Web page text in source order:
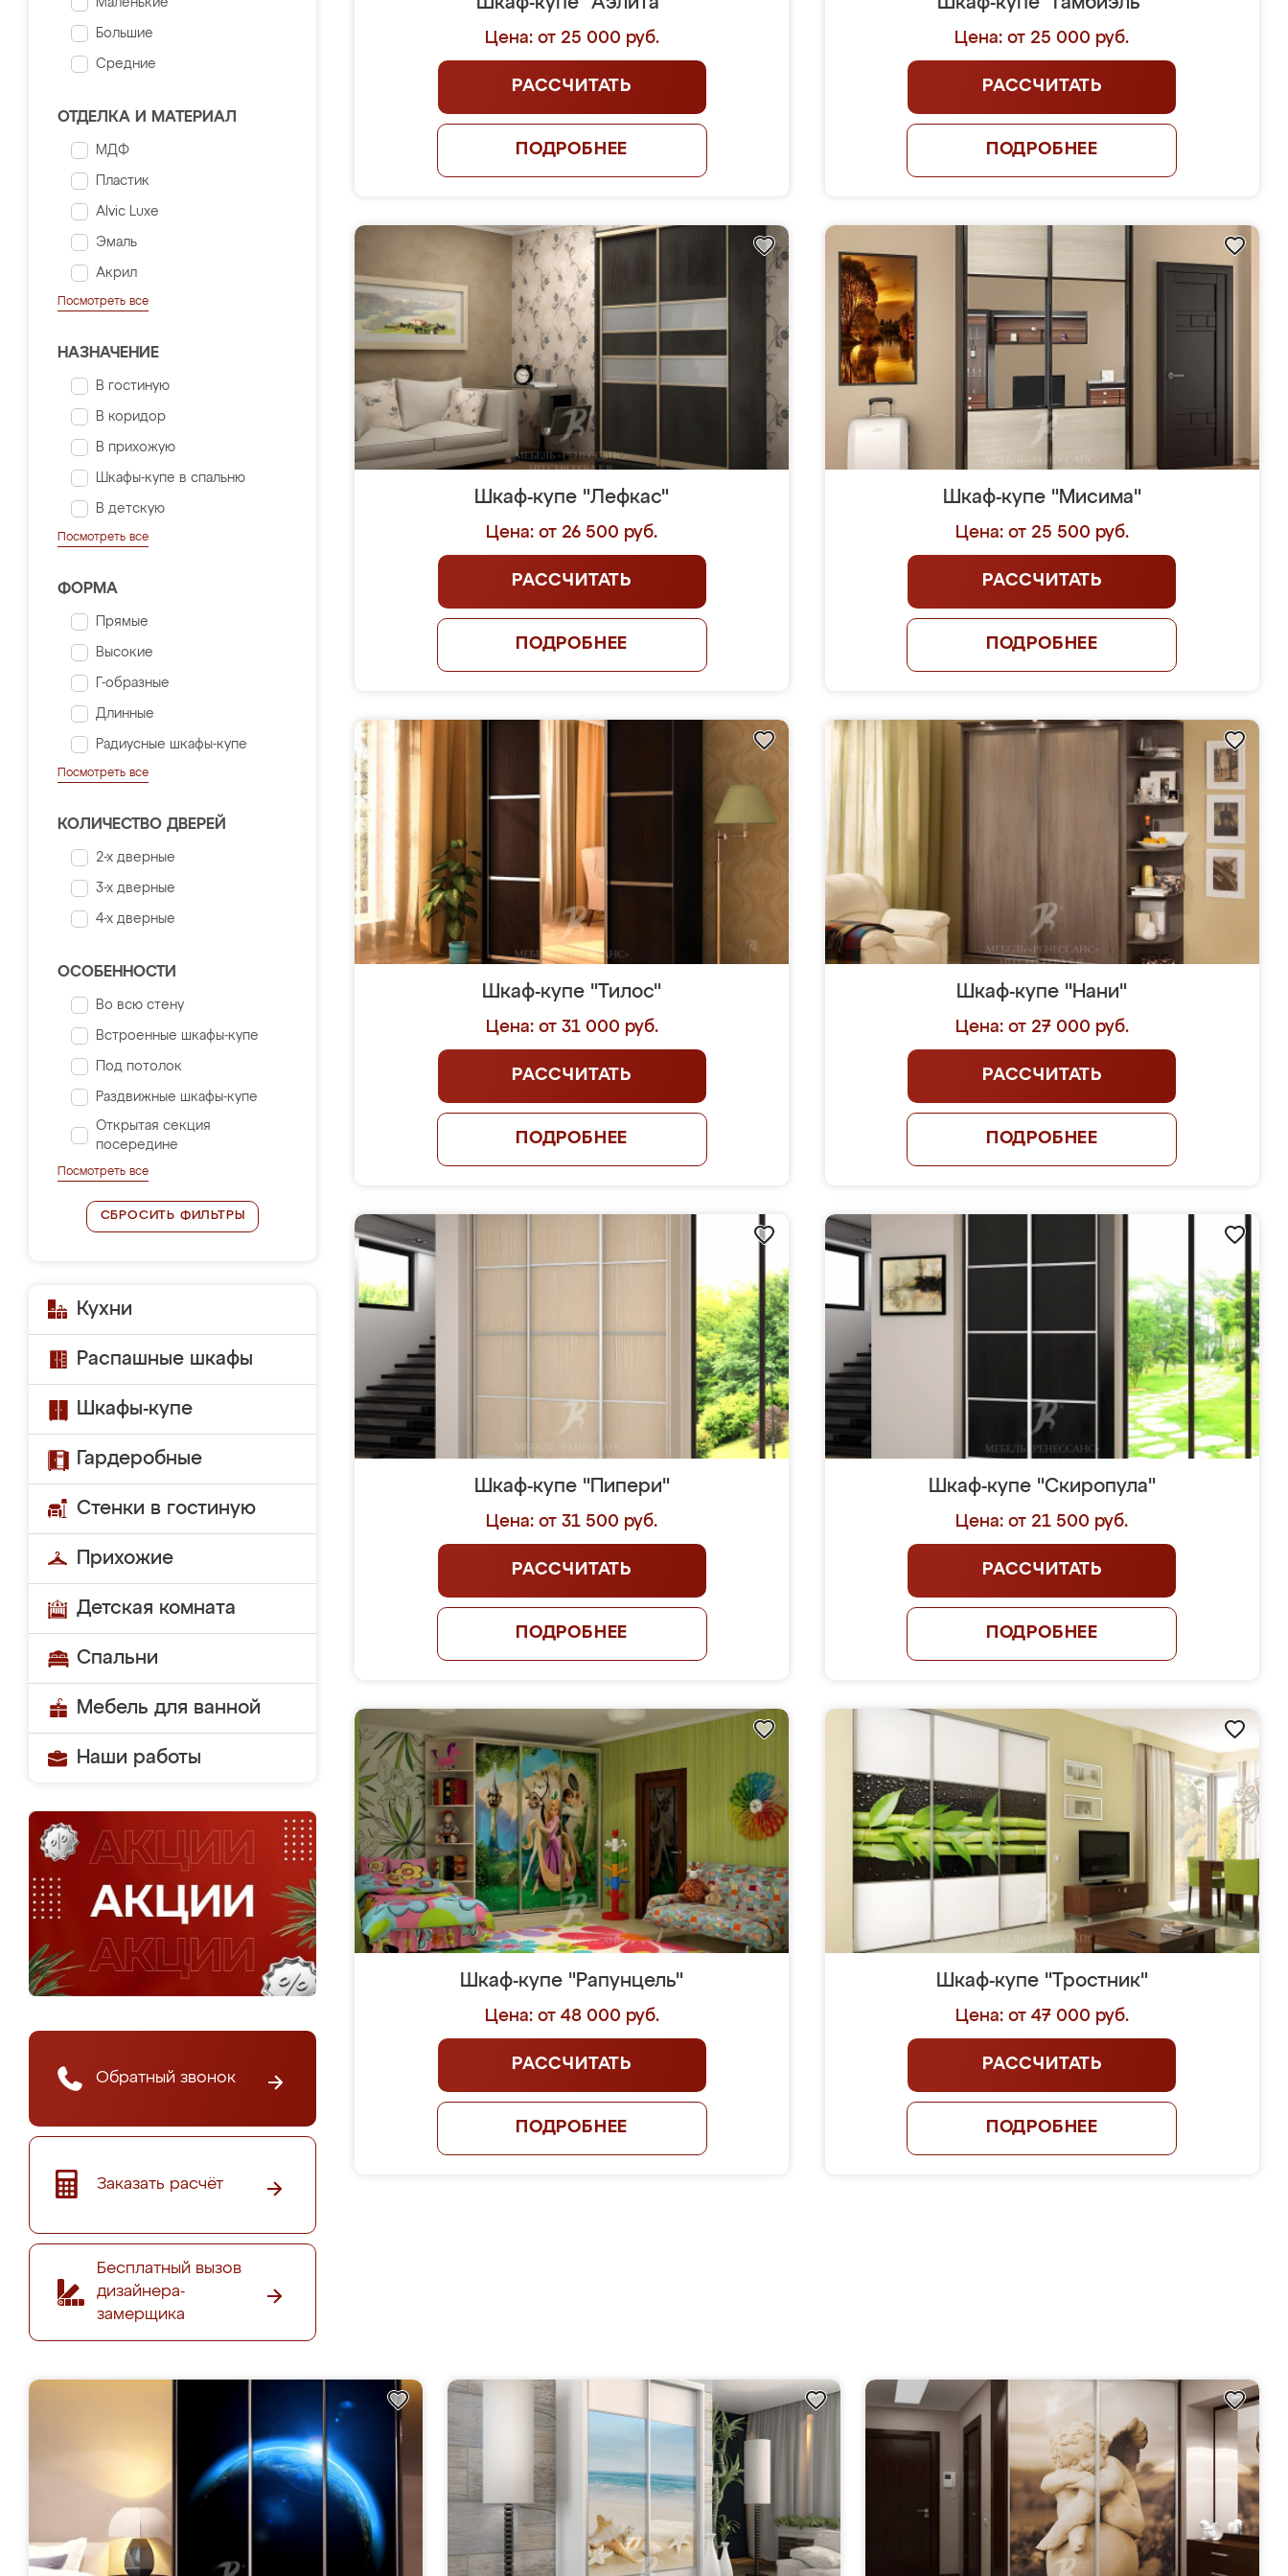
Маленькие
Большие
Средние
ОТДЕЛКА И МАТЕРИАЛ
МДФ
Пластик
Alvic Luxe
Эмаль
Акрил
Посмотреть все
НАЗНАЧЕНИЕ
В гостиную
В коридор
В прихожую
Шкафы-купе в спальню
В детскую
Посмотреть все
ФОРМА
Прямые
Высокие
Г-образные
Длинные
Радиусные шкафы-купе
Посмотреть все
КОЛИЧЕСТВО ДВЕРЕЙ
2-х дверные
3-х дверные
4-х дверные
ОСОБЕННОСТИ
Во всю стену
Встроенные шкафы-купе
Под потолок
Раздвижные шкафы-купе
Открытая секция
посередине
Посмотреть все
СБРОСИТЬ ФИЛЬТРЫ
Кухни
Распашные шкафы
Шкафы-купе
Гардеробные
Стенки в гостиную
Прихожие
Детская комната
Спальни
Мебель для ванной
Наши работы
Обратный звонок
Заказать расчёт
Бесплатный вызов
дизайнера-
замерщика
Цена: от 25 000 руб.
РАССЧИТАТЬ
ПОДРОБНЕЕ
Цена: от 25 000 руб.
РАССЧИТАТЬ
ПОДРОБНЕЕ
Шкаф-купе "Лефкас"
Цена: от 26 500 руб.
РАССЧИТАТЬ
ПОДРОБНЕЕ
Шкаф-купе "Мисима"
Цена: от 25 500 руб.
РАССЧИТАТЬ
ПОДРОБНЕЕ
Шкаф-купе "Тилос"
Цена: от 31 000 руб.
РАССЧИТАТЬ
ПОДРОБНЕЕ
Шкаф-купе "Нани"
Цена: от 27 000 руб.
РАССЧИТАТЬ
ПОДРОБНЕЕ
Шкаф-купе "Пипери"
Цена: от 31 500 руб.
РАССЧИТАТЬ
ПОДРОБНЕЕ
Шкаф-купе "Скиропула"
Цена: от 21 500 руб.
РАССЧИТАТЬ
ПОДРОБНЕЕ
Шкаф-купе "Рапунцель"
Цена: от 48 000 руб.
РАССЧИТАТЬ
ПОДРОБНЕЕ
Шкаф-купе "Тростник"
Цена: от 47 000 руб.
РАССЧИТАТЬ
ПОДРОБНЕЕ